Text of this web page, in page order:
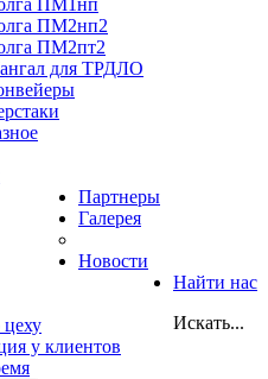
ПМ1нп
ПМ2нп2
ПМ2пт2
для ТРДЛО
Партнеры
Галерея
у клиентов
Новости
Найти нас
Искать...